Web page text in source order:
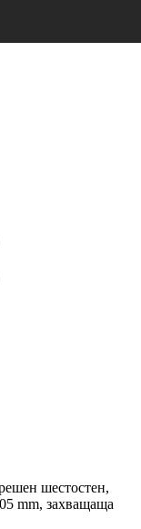
шестостен,
mm, захващаща